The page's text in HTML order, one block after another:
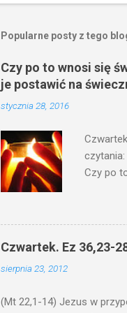
Popularne posty z tego
Czy po to wnosi się
je postawić na
stycznia 28, 2016
czytania:
Czy po
niechaj
ma. W
by je
Czwartek. Ez 36,23-
sierpnia 23, 2012
(Mt 22,1-14) Jezus w